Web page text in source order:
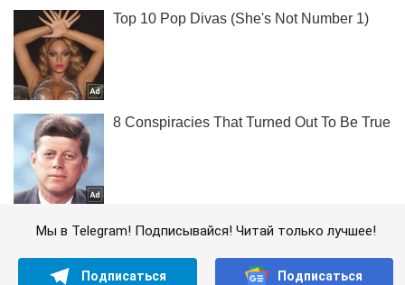
Мы в Telegram! Подписывайся! Читай только лучшее!
Подписаться Подписаться